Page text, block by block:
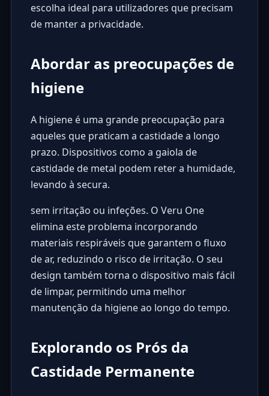
escolha ideal para utilizadores que precisam
de manter a privacidade.
Abordar as preocupações de
higiene
A higiene é uma grande preocupação para
aqueles que praticam a castidade a longo
prazo. Dispositivos como a gaiola de
castidade de metal podem reter a humidade,
levando à secura.
sem irritação ou infeções. O Veru One
elimina este problema incorporando
materiais respiráveis que garantem o fluxo
de ar, reduzindo o risco de irritação. O seu
design também torna o dispositivo mais fácil
de limpar, permitindo uma melhor
manutenção da higiene ao longo do tempo.
Explorando os Prós da
Castidade Permanente